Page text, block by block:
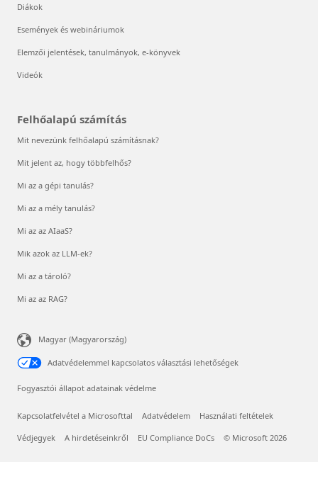
Diákok
Események és webináriumok
Elemzői jelentések, tanulmányok, e-könyvek
Videók
Felhőalapú számítás
Mit nevezünk felhőalapú számításnak?
Mit jelent az, hogy többfelhős?
Mi az a gépi tanulás?
Mi az a mély tanulás?
Mi az az AIaaS?
Mik azok az LLM-ek?
Mi az a tároló?
Mi az az RAG?
Magyar (Magyarország)
Adatvédelemmel kapcsolatos választási lehetőségek
Fogyasztói állapot adatainak védelme
Kapcsolatfelvétel a Microsofttal Adatvédelem Használati feltételek
Védjegyek A hirdetéseinkről EU Compliance DoCs © Microsoft 2026